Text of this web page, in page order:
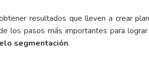
resultados que lleven a crear
los pasos más importantes para
segmentación.